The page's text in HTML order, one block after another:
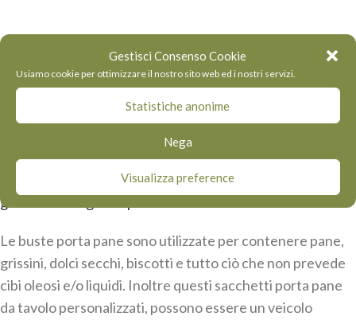
Gestisci Consenso Cookie
Usiamo cookie per ottimizzare il nostro sito web ed i nostri servizi.
Statistiche anonime
Nega
Visualizza preference
Tovagliettepersonalizzate.com
propone il servizio di
stampa di buste porta pane personalizzatealla propria
clientela; le buste portapane personalizzate sono
realizzate in carta Kraft e stampate ad un colore
degli inchiostri alimentari per la stampa e
personalizzazione con il proprio logo e/o grafica:
possibilità di realizzazione grafica direttamente con i
grafici di Tovagliettepersonalizzate.com
Le buste porta pane sono utilizzate per contenere pane,
grissini, dolci secchi, biscotti e tutto ciò che non prevede
cibi oleosi e/o liquidi. Inoltre questi sacchetti porta pane
da tavolo personalizzati, possono essere un veicolo